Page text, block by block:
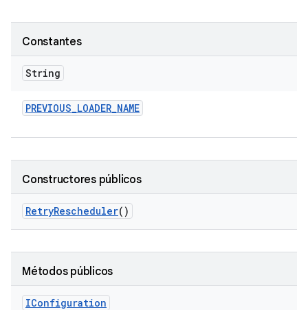
Constantes
String
PREVIOUS_LOADER_NAME
Constructores públicos
RetryRescheduler()
Métodos públicos
IConfiguration